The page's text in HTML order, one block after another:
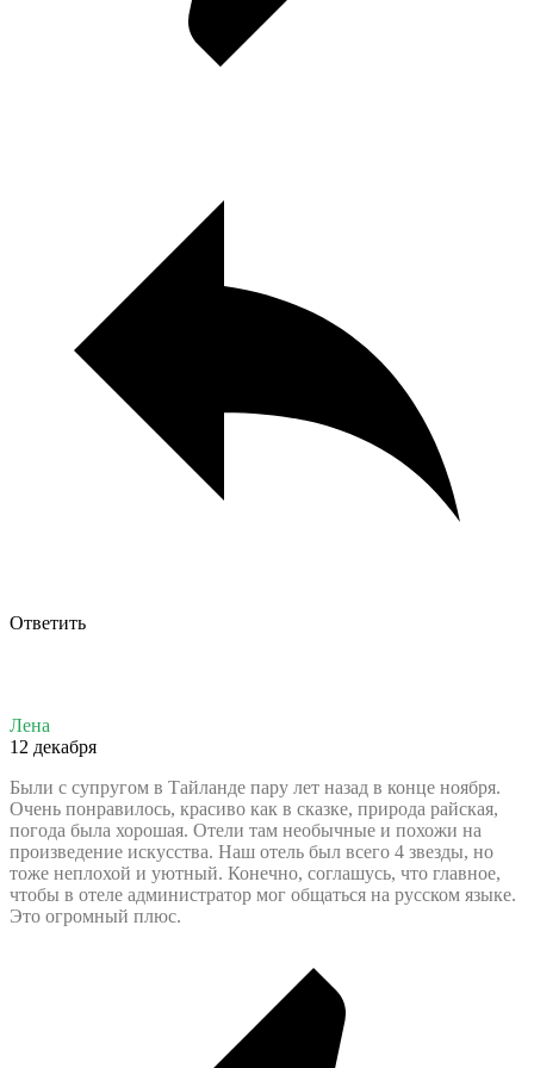
Ответить
Лена
12 декабря
Были с супругом в Тайланде пару лет назад в конце ноября.
Очень понравилось, красиво как в сказке, природа райская,
погода была хорошая. Отели там необычные и похожи на
произведение искусства. Наш отель был всего 4 звезды, но
тоже неплохой и уютный. Конечно, соглашусь, что главное,
чтобы в отеле администратор мог общаться на русском языке.
Это огромный плюс.